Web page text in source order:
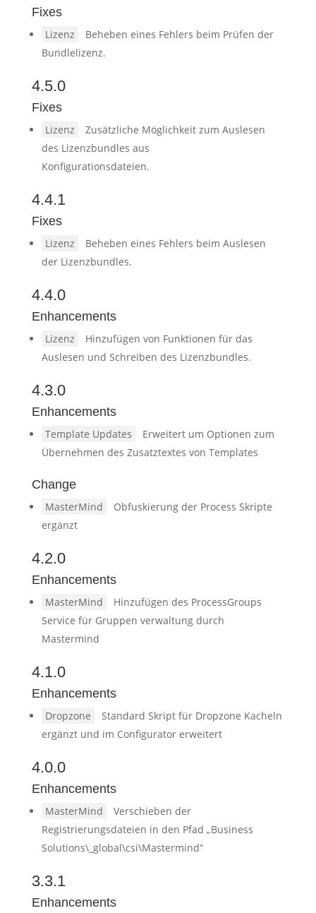
Fixes
Lizenz
Beheben eines Fehlers beim Prüfen der
Bundlelizenz.
4.5.0
Fixes
Lizenz
Zusätzliche Möglichkeit zum Auslesen
des Lizenzbundles aus
Konfigurationsdateien.
4.4.1
Fixes
Lizenz
Beheben eines Fehlers beim Auslesen
der Lizenzbundles.
4.4.0
Enhancements
Lizenz
Hinzufügen von Funktionen für das
Auslesen und Schreiben des Lizenzbundles.
4.3.0
Enhancements
Template Updates
Erweitert um Optionen zum
Übernehmen des Zusatztextes von Templates
Change
MasterMind
Obfuskierung der Process Skripte
ergänzt
4.2.0
Enhancements
MasterMind
Hinzufügen des ProcessGroups
Service für Gruppen verwaltung durch
Mastermind
4.1.0
Enhancements
Dropzone
Standard Skript für Dropzone Kacheln
ergänzt und im Configurator erweitert
4.0.0
Enhancements
MasterMind
Verschieben der
Registrierungsdateien in den Pfad „Business
Solutions\_global\csi\Mastermind“
3.3.1
Enhancements